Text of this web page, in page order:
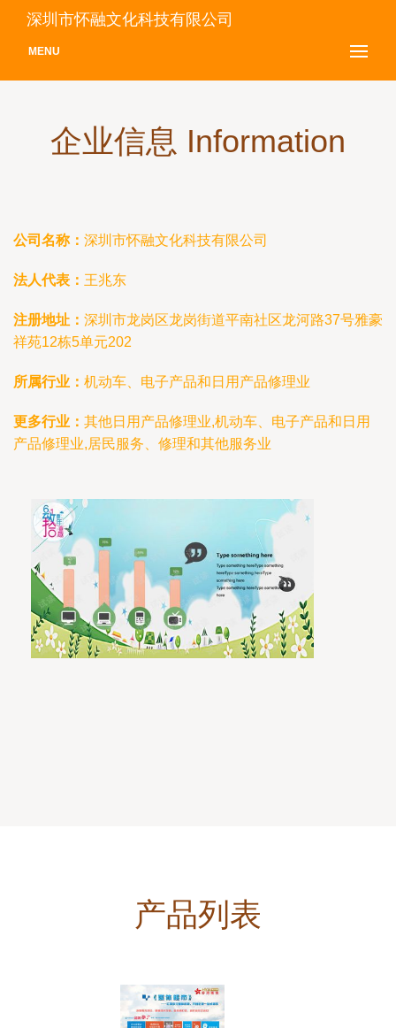
深圳市怀融文化科技有限公司
MENU
企业信息 Information
公司名称： 深圳市怀融文化科技有限公司
法人代表： 王兆东
注册地址： 深圳市龙岗区龙岗街道平南社区龙河路37号雅豪
祥苑12栋5单元202
所属行业： 机动车、电子产品和日用产品修理业
更多行业： 其他日用产品修理业,机动车、电子产品和日用
产品修理业,居民服务、修理和其他服务业
产品列表